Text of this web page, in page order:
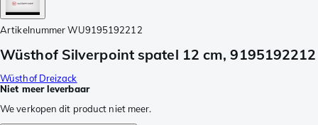
Artikelnummer WU9195192212
Wüsthof Silverpoint spatel 12 cm, 9195192212
Wüsthof Dreizack
Niet meer leverbaar
We verkopen dit product niet meer.